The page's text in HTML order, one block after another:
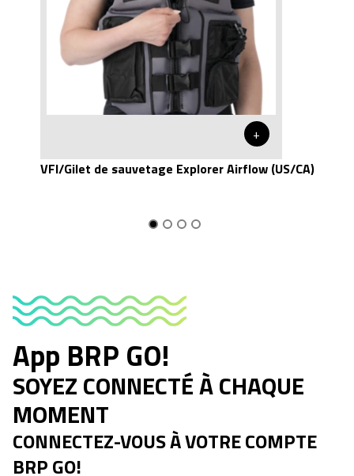
+
VFI/Gilet de sauvetage Explorer Airflow (US/CA)
App BRP GO!
SOYEZ CONNECTÉ À CHAQUE
MOMENT
CONNECTEZ-VOUS À VOTRE COMPTE
BRP GO!